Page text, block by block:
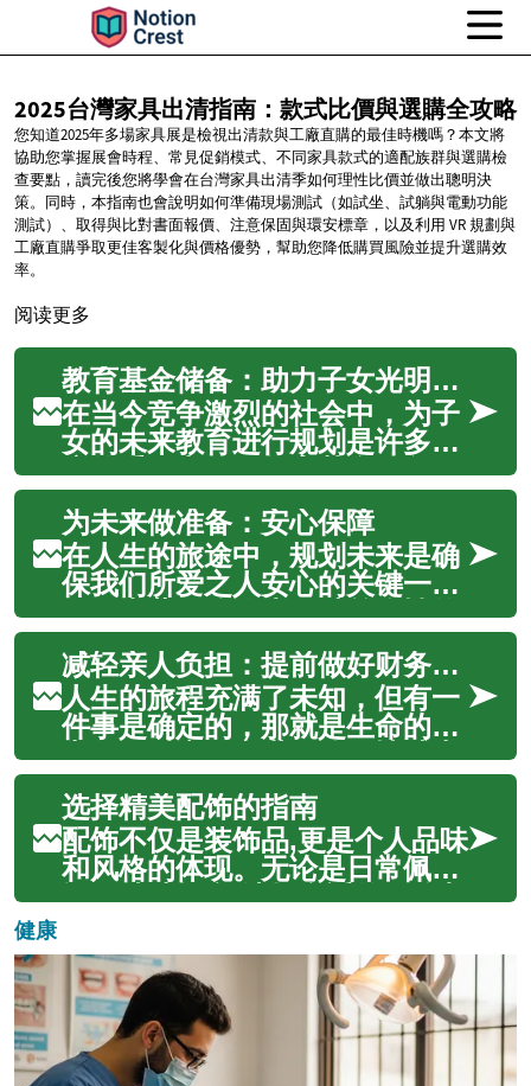
2025台灣家具出清指南：款式比價與選購全攻略
您知道2025年多場家具展是檢視出清款與工廠直購的最佳時機嗎？本文將
協助您掌握展會時程、常見促銷模式、不同家具款式的適配族群與選購檢
查要點，讀完後您將學會在台灣家具出清季如何理性比價並做出聰明決
策。同時，本指南也會說明如何準備現場測試（如試坐、試躺與電動功能
測試）、取得與比對書面報價、注意保固與環安標章，以及利用 VR 規劃與
工廠直購爭取更佳客製化與價格優勢，幫助您降低購買風險並提升選購效
率。
阅读更多
教育基金储备：助力子女光明未来
在当今竞争激烈的社会中，为子
女的未来教育进行规划是许多家
庭的重要考量。教育基金储备不
仅关乎学费的负担，更是为孩子
提供更广阔发展平台、实现人生
抱负的关键。通过前瞻性的财务
布局，家长们能够为孩子铺设一
条通往知识殿堂的平稳之路，确
保他们在成...
为未来做准备：安心保障
在人生的旅途中，规划未来是确
保我们所爱之人安心的关键一
环。丧葬保险作为一种前瞻性的
财务工具，旨在减轻亲人在面对
逝去亲人时可能承受的经济负
担，从而让他们能够更专注于哀
悼和缅怀，而非财务上的担忧。
它为家庭提供了一份重要的财务
保障，确保在艰...
减轻亲人负担：提前做好财务安排
人生的旅程充满了未知，但有一
件事是确定的，那就是生命的终
点。面对亲人离世，除了情感上
的哀伤，往往还会伴随着一笔意
想不到的财务负担。提前为这些
最终费用做好规划，不仅能减轻
家人的经济压力，更能让他们在
悲痛之中专注于哀悼，而不是为
选择精美配饰的指南
配饰不仅是装饰品,更是个人品味
和风格的体现。无论是日常佩戴
还是特殊场合,选择合适的配饰都
的种类到金属材质的选择,从设计
风格到工艺细节,每一个环节都值
得仔细考量。本文将为您详细介
绍如何挑选适合自己的精美配
饰,...
健康